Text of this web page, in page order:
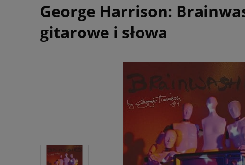
George Harrison:
gitarowe i słowa